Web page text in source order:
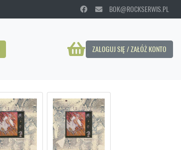
BOK@ROCKSERWIS.PL
ZALOGUJ SIĘ / ZAŁÓŻ KONTO